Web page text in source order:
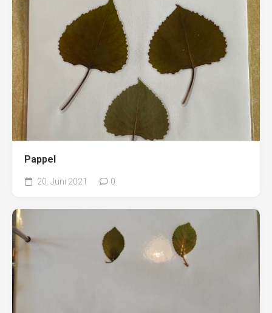
Pappel
20. Juni 2021 0